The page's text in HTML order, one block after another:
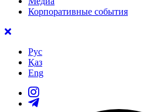
Корпоративные события
Рус
Қаз
Eng